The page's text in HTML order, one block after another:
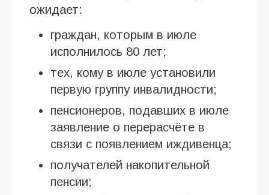
ожидает:
граждан, которым в июле
исполнилось 80 лет;
тех, кому в июле установили
первую группу инвалидности;
пенсионеров, подавших в июле
заявление о перерасчёте в
связи с появлением иждивенца;
получателей накопительной
пенсии;